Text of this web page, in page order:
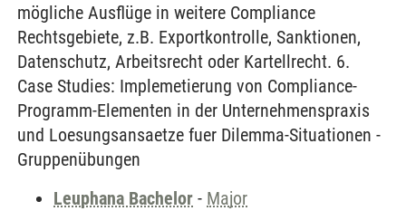
mögliche Ausflüge in weitere Compliance
Rechtsgebiete, z.B. Exportkontrolle, Sanktionen,
Datenschutz, Arbeitsrecht oder Kartellrecht. 6.
Case Studies: Implemetierung von Compliance-
Programm-Elementen in der Unternehmenspraxis
und Loesungsansaetze fuer Dilemma-Situationen -
Gruppenübungen
Leuphana Bachelor - Major